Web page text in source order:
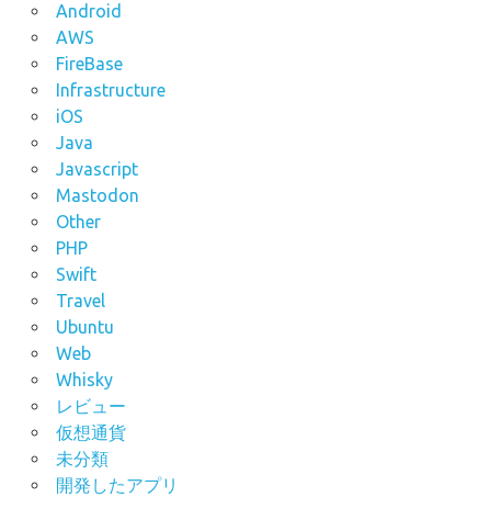
Android
AWS
FireBase
Infrastructure
iOS
Java
Javascript
Mastodon
Other
PHP
Swift
Travel
Ubuntu
Web
Whisky
レビュー
仮想通貨
未分類
開発したアプリ